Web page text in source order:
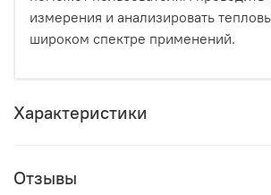
измерения и анализировать
широком спектре применений.
Характеристики
Отзывы